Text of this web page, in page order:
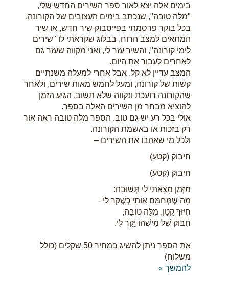
בימים אלה יצא לאור ספר השירים החדש שלי,
"מלה טובה", שנכתב בימים העצובים של הקורונה.
בכל בוקר פרסמתי בפייסבוק שיר חדש, או שיר
המתאים למצב הרוח, בבלוג שקראתי לו "שירים
לימי קורונה", והשיר עזר לי, ואני מקווה שעזר גם
לאחרים לעבור את היום.
המצב עדיין לא קל, אבל אחרי למעלה משנתיים
קשות של קורונה, ומעל לחמש מאות שירים, ולאחר
שהקורונה דועכת ונקווה שלא תשוב, הגיע הזמן
להוציא מבחר מן השירים האלה בספר.
אולי בכל רע יש גם טוב. הספר מלה טובה ראה אור
רק בזכות או באשמת הקורונה.
ולכל מי שאהבו את השירים –
חיבוק (קטע)
חיבוק (קטע)
מִזְּמַן מָצָאתִי לִי תְּשׁוּבָה:
מָה שֶׁמְּחַמֵּם אוֹתִי כְּשֶׁקַּר לִי -
חִיּוּךְ קָטָן, מִלָּה טוֹבָה,
חִבּוּק שֶׁל מִישֶׁהוּ יָקָר לִי.
את הספר ניתן להשיג במחיר 50 שקלים (כולל
משלוח)
להמשך »